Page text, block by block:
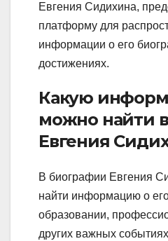
Евгения Сидихина,
платформу для
информации о его
достижениях.
Какую
можно найти
Евгения
В биографии Евгения
найти информацию о
образовании,
других важных